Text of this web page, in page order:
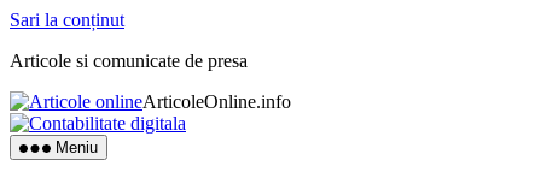
Sari la conținut
Articole si comunicate de presa
ArticoleOnline.info
Meniu